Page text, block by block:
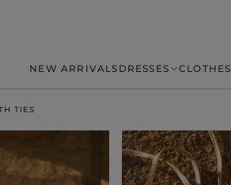
NEW ARRIVALS DRESSES CLOTHES
TIES